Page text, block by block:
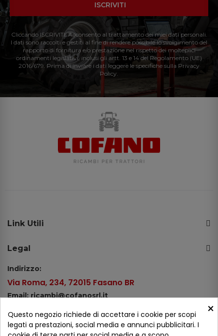
ISCRIVITI
Cliccando ISCRIVITI: Acconsento al trattamento dei miei dati personali.
I dati sono raccolti e gestiti al fine di rendere possibile lo svolgimento del
rapporto di fornitura e/o prestazione nel rispetto dei molteplici
ordinamenti legislativi, inclusi gli artt. 13 e 14 del Regolamento (UE)
2016/679. Prima di inviare i dati leggere le specifiche sulla Privacy
Policy.
Link Utili
Legal
Indirizzo:
Via Roma, 234, 72015 Fasano BR
Email: ricambi@cofanosrl.it
Tel.: +39 080 44 13 478
×
Questo negozio richiede di accettare i cookie per scopi
legati a prestazioni, social media e annunci pubblicitari. I